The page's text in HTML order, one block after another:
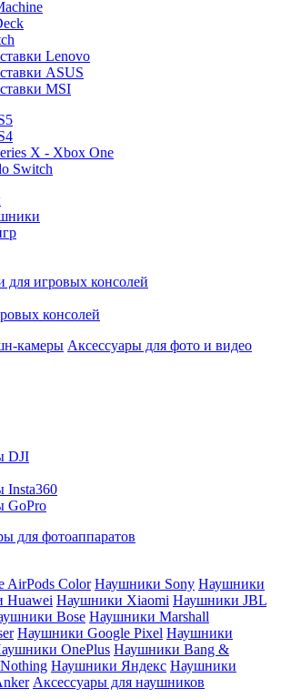
Lenovo
ASUS
MSI
X - Xbox One
Switch
для игровых консолей
консолей
камеры Аксессуары для фото и видео
DJI
Insta360
GoPro
для фотоаппаратов
AirPods Color Наушники Sony Наушники
Huawei Наушники Xiaomi Наушники JBL
Bose Наушники Marshall
Наушники Google Pixel Наушники
OnePlus Наушники Bang &
Наушники Яндекс Наушники
Аксессуары для наушников